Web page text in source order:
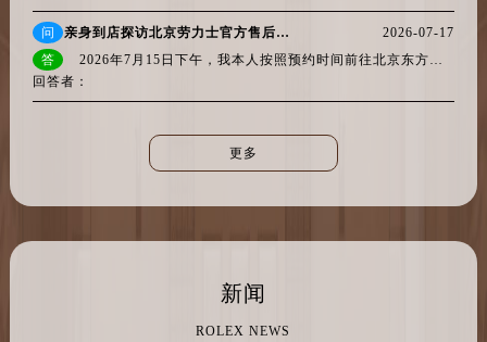
广东省佛山市禅城区季华五路57号万科金融中心C座12层1205室劳力士售后服务中心（需提前预约）
广东省东莞市东城街道鸿福东路1号民盈国贸中心T1写字楼9层907室劳力士售后服务中心（需提前预约）
江苏省南通市崇川区工农路57号圆融广场写字楼16层1603室劳力士售后服务中心（需提前预约）
问 亲身到店探访北京劳力士官方售后服务中心｜最新电话及维修地址（2026年7月最新）
2026-07-17
答
2026年7月15日下午，我本人按照预约时间前往北京东方广场写字楼，亲历了一次劳力士售后服务的全流程。现在直接把核心信息摆在前面：北...
回答者：
更多
新闻
ROLEX NEWS